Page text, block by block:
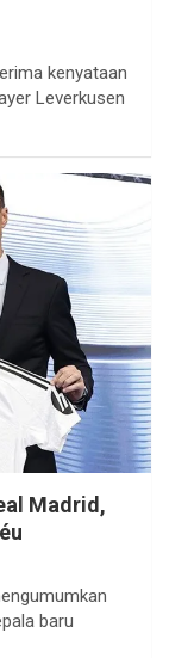
kenyataan
Leverkusen
Madrid,
baru